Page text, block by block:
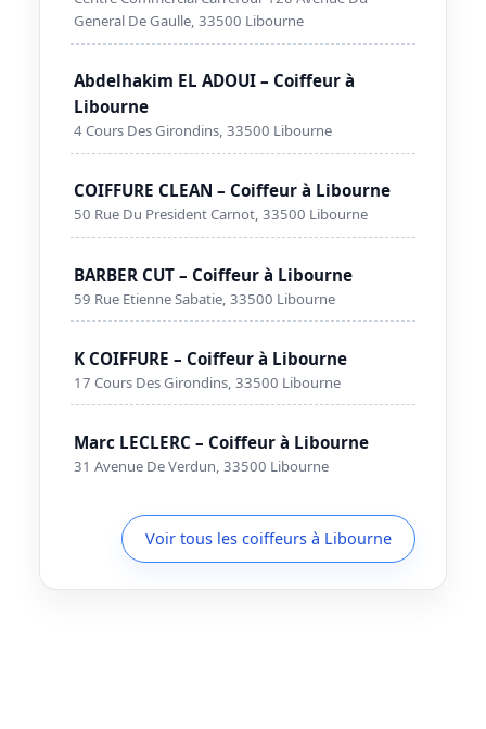
General De Gaulle, 33500 Libourne
Abdelhakim EL ADOUI – Coiffeur à
Libourne
4 Cours Des Girondins, 33500 Libourne
COIFFURE CLEAN – Coiffeur à Libourne
50 Rue Du President Carnot, 33500 Libourne
BARBER CUT – Coiffeur à Libourne
59 Rue Etienne Sabatie, 33500 Libourne
K COIFFURE – Coiffeur à Libourne
17 Cours Des Girondins, 33500 Libourne
Marc LECLERC – Coiffeur à Libourne
31 Avenue De Verdun, 33500 Libourne
Voir tous les coiffeurs à Libourne